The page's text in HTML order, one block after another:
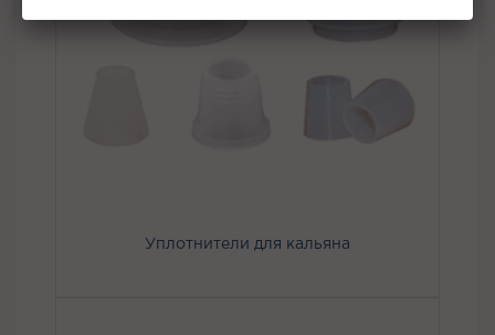
Уплотнители для кальяна